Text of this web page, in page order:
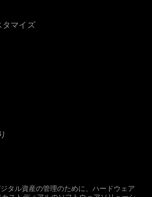
タマイズ
タル資産の管理のために、ハードウェア